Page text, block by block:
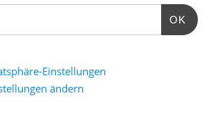
OK
Einstellungen
ändern